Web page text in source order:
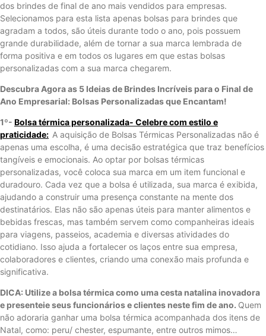
dos brindes de final de ano mais vendidos para empresas.
Selecionamos para esta lista apenas bolsas para brindes que
agradam a todos, são úteis durante todo o ano, pois possuem
grande durabilidade, além de tornar a sua marca lembrada de
forma positiva e em todos os lugares em que estas bolsas
personalizadas com a sua marca chegarem.
Descubra Agora as 5 Ideias de Brindes Incríveis para o Final de
Ano Empresarial: Bolsas Personalizadas que Encantam!
1º- Bolsa térmica personalizada- Celebre com estilo e
praticidade: A aquisição de Bolsas Térmicas Personalizadas não é
apenas uma escolha, é uma decisão estratégica que traz benefícios
tangíveis e emocionais. Ao optar por bolsas térmicas
personalizadas, você coloca sua marca em um item funcional e
duradouro. Cada vez que a bolsa é utilizada, sua marca é exibida,
ajudando a construir uma presença constante na mente dos
destinatários. Elas não são apenas úteis para manter alimentos e
bebidas frescas, mas também servem como companheiras ideais
para viagens, passeios, academia e diversas atividades do
cotidiano. Isso ajuda a fortalecer os laços entre sua empresa,
colaboradores e clientes, criando uma conexão mais profunda e
significativa.
DICA: Utilize a bolsa térmica como uma cesta natalina inovadora
e presenteie seus funcionários e clientes neste fim de ano. Quem
não adoraria ganhar uma bolsa térmica acompanhada dos itens de
Natal, como: peru/ chester, espumante, entre outros mimos…